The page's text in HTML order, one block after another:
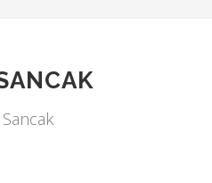
Sancak